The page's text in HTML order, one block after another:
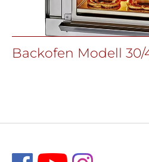
Backofen Modell 30/